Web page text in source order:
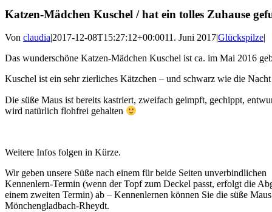
Katzen-Mädchen Kuschel / hat ein tolles Zuhause
Von claudia|2017-12-08T15:27:12+00:0011. Juni 2017|Glückspilze|
Das wunderschöne Katzen-Mädchen Kuschel ist ca. im Mai 2016
Kuschel ist ein sehr zierliches Kätzchen – und schwarz wie die
Die süße Maus ist bereits kastriert, zweifach geimpft, gechippt,
wird natürlich flohfrei gehalten
Weitere Infos folgen in Kürze.
Wir geben unsere Süße nach einem für beide Seiten unverbindlichen
Kennenlern-Termin (wenn der Topf zum Deckel passt, erfolgt die
einem zweiten Termin) ab – Kennenlernen können Sie die süße
Mönchengladbach-Rheydt.